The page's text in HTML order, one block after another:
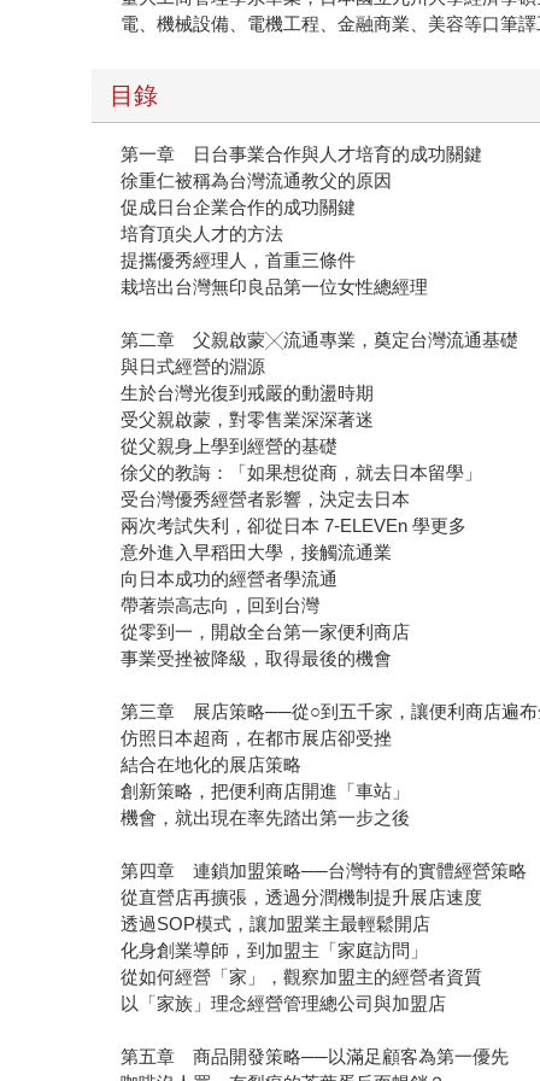
電、機械設備、電機工程、金融商業、美容等口筆
目錄
第一章 日台事業合作與人才培育的成功關鍵
徐重仁被稱為台灣流通教父的原因
促成日台企業合作的成功關鍵
培育頂尖人才的方法
提攜優秀經理人，首重三條件
栽培出台灣無印良品第一位女性總經理
第二章 父親啟蒙╳流通專業，奠定台灣流通基礎
與日式經營的淵源
生於台灣光復到戒嚴的動盪時期
受父親啟蒙，對零售業深深著迷
從父親身上學到經營的基礎
徐父的教誨：「如果想從商，就去日本留學」
受台灣優秀經營者影響，決定去日本
兩次考試失利，卻從日本 7-ELEVEn 學更多
意外進入早稻田大學，接觸流通業
向日本成功的經營者學流通
帶著崇高志向，回到台灣
從零到一，開啟全台第一家便利商店
事業受挫被降級，取得最後的機會
第三章 展店策略──從○到五千家，讓便利商店遍布
仿照日本超商，在都市展店卻受挫
結合在地化的展店策略
創新策略，把便利商店開進「車站」
機會，就出現在率先踏出第一步之後
第四章 連鎖加盟策略──台灣特有的實體經營策略
從直營店再擴張，透過分潤機制提升展店速度
透過SOP模式，讓加盟業主最輕鬆開店
化身創業導師，到加盟主「家庭訪問」
從如何經營「家」，觀察加盟主的經營者資質
以「家族」理念經營管理總公司與加盟店
第五章 商品開發策略──以滿足顧客為第一優先